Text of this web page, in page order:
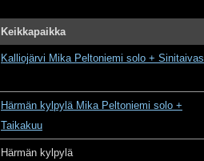
Keikkapaikka
Kalliojärvi Mika Peltoniemi solo + Sinitaivas
Härmän kylpylä Mika Peltoniemi solo +
Taikakuu
Härmän kylpylä